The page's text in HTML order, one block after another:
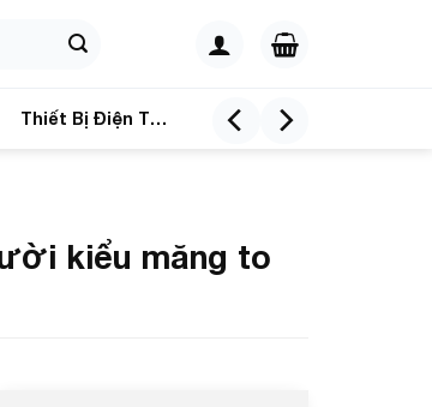
Thiết Bị Điện Tử
kiểu măng to